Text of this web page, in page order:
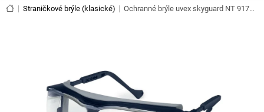
Domů
Straničkové brýle (klasické) Ochranné brýle uvex skyguard NT 9175260